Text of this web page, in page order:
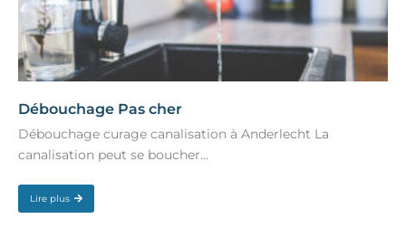
Débouchage Pas cher
Débouchage curage canalisation à Anderlecht La
canalisation peut se boucher...
Lire plus